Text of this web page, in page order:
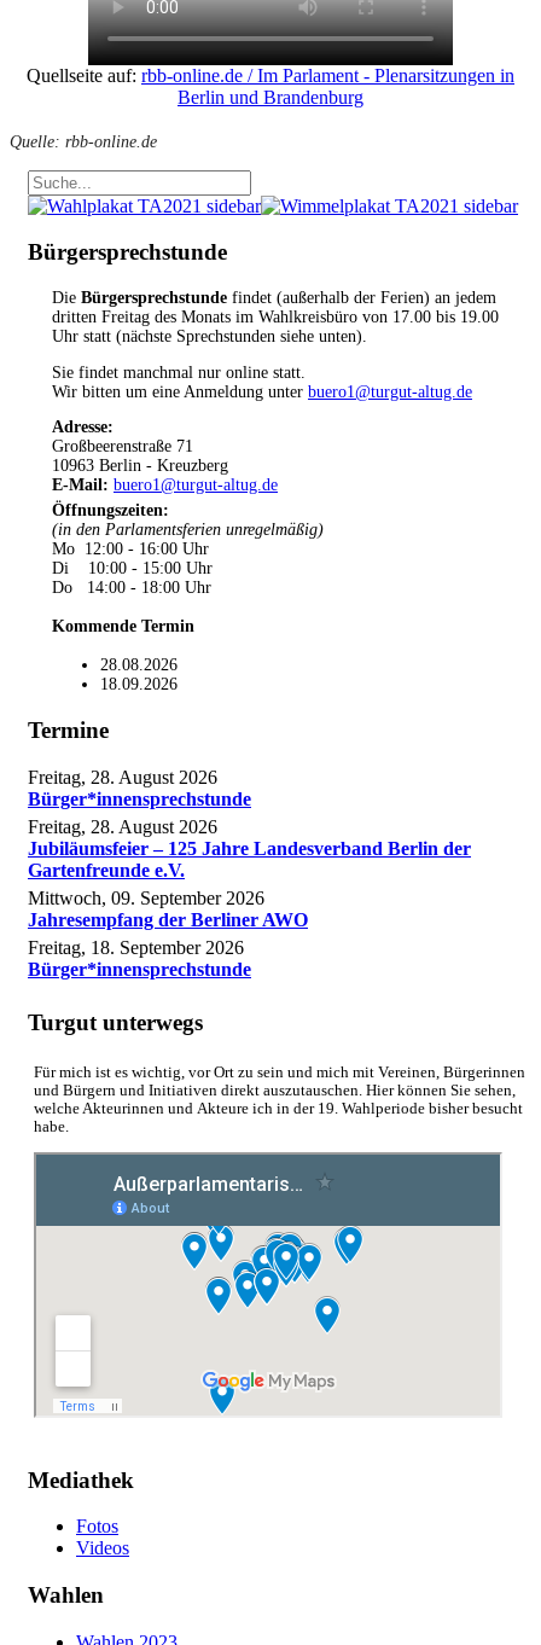
Quellseite auf: rbb-online.de / Im Parlament - Plenarsitzungen in
Berlin und Brandenburg
Quelle: rbb-online.de
Bürgersprechstunde
Die Bürgersprechstunde findet (außerhalb der Ferien) an jedem
dritten Freitag des Monats im Wahlkreisbüro von 17.00 bis 19.00
Uhr statt (nächste Sprechstunden siehe unten).
Sie findet manchmal nur online statt.
Wir bitten um eine Anmeldung unter buero1@turgut-altug.de
Adresse:
Großbeerenstraße 71
10963 Berlin - Kreuzberg
E-Mail: buero1@turgut-altug.de
Öffnungszeiten:
(in den Parlamentsferien unregelmäßig)
Mo 12:00 - 16:00 Uhr
Di 10:00 - 15:00 Uhr
Do 14:00 - 18:00 Uhr
Kommende Termin
28.08.2026
18.09.2026
Termine
Freitag, 28. August 2026
Bürger*innensprechstunde
Freitag, 28. August 2026
Jubiläumsfeier – 125 Jahre Landesverband Berlin der
Gartenfreunde e.V.
Mittwoch, 09. September 2026
Jahresempfang der Berliner AWO
Freitag, 18. September 2026
Bürger*innensprechstunde
Turgut unterwegs
Für mich ist es wichtig, vor Ort zu sein und mich mit Vereinen, Bürgerinnen
und Bürgern und Initiativen direkt auszutauschen. Hier können Sie sehen,
welche Akteurinnen und Akteure ich in der 19. Wahlperiode bisher besucht
habe.
Mediathek
Fotos
Videos
Wahlen